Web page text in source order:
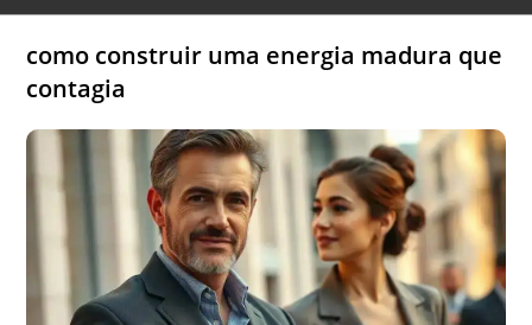
como construir uma energia madura que
contagia